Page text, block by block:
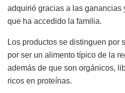
adquirió gracias a las ganancias
que ha accedido la familia.
Los productos se distinguen por
por ser un alimento típico de la
además de que son orgánicos,
ricos en proteínas.